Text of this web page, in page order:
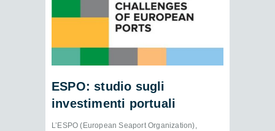
ESPO: studio sugli
investimenti portuali
L’ESPO (European Seaport Organization),